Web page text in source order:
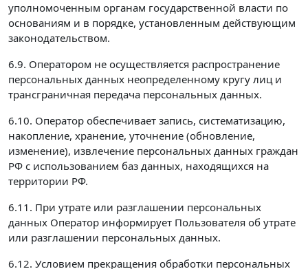
уполномоченным органам государственной власти по
основаниям и в порядке, установленным действующим
законодательством.
6.9. Оператором не осуществляется распространение
персональных данных неопределенному кругу лиц и
трансграничная передача персональных данных.
6.10. Оператор обеспечивает запись, систематизацию,
накопление, хранение, уточнение (обновление,
изменение), извлечение персональных данных граждан
РФ с использованием баз данных, находящихся на
территории РФ.
6.11. При утрате или разглашении персональных
данных Оператор информирует Пользователя об утрате
или разглашении персональных данных.
6.12. Условием прекращения обработки персональных